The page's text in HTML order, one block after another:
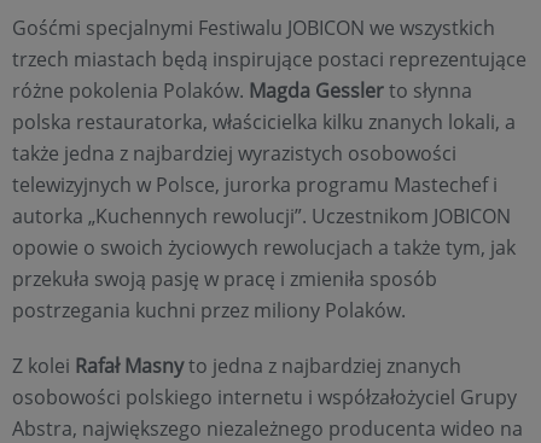
Gośćmi specjalnymi Festiwalu JOBICON we wszystkich
trzech miastach będą inspirujące postaci reprezentujące
różne pokolenia Polaków. Magda Gesslerto słynna
polska restauratorka, właścicielka kilku znanych lokali, a
także jedna z najbardziej wyrazistych osobowości
telewizyjnych w Polsce, jurorka programu Mastechef i
autorka „Kuchennych rewolucji”. Uczestnikom JOBICON
opowie o swoich życiowych rewolucjach a także tym, jak
przekuła swoją pasję w pracę i zmieniła sposób
postrzegania kuchni przez miliony Polaków.
Z kolei Rafał Masnyto jedna z najbardziej znanych
osobowości polskiego internetu i współzałożyciel Grupy
Abstra, największego niezależnego producenta wideo na